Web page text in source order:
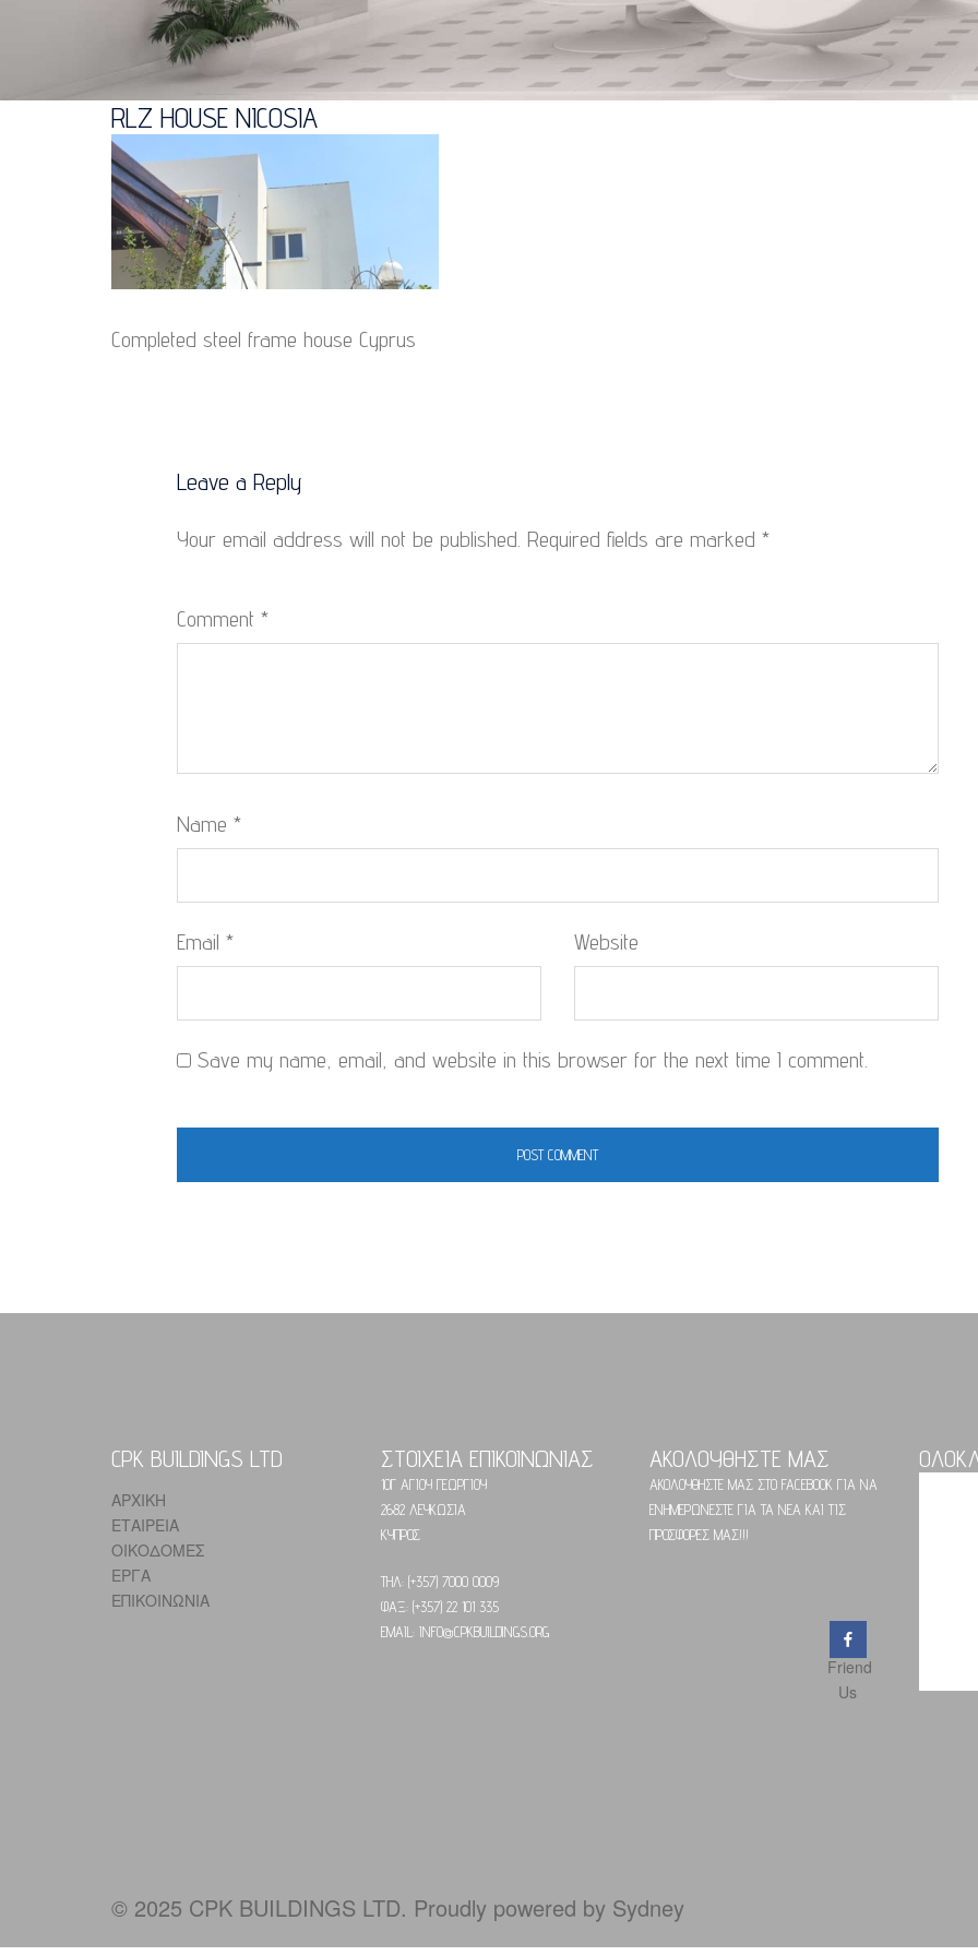
RLZ HOUSE NICOSIA
Completed steel frame house Cyprus
Leave a Reply
Your email address will not be published. Required fields are marked *
Comment *
Name *
Email * Website
Save my name, email, and website in this browser for the next time I comment.
CPK BUILDINGS LTD
ΑΡΧΙΚΗ
ΕΤΑΙΡΕΙΑ
ΟΙΚΟΔΟΜΕΣ
ΕΡΓΑ
ΕΠΙΚΟΙΝΩΝΙΑ
ΣΤΟΙΧΕΙΑ ΕΠΙΚΟΙΝΩΝΙΑΣ
10Γ ΑΓΙΟΥ ΓΕΩΡΓΙΟΥ
2682 ΛΕΥΚΩΣΙΑ
ΚΥΠΡΟΣ
ΤΗΛ: (+357) 7000 0009
ΦΑΞ: (+357) 22 101 335
EMAIL: INFO@CPKBUILDINGS.ORG
ΑΚΟΛΟΥΘΗΣΤΕ ΜΑΣ
ΑΚΟΛΟΥΘΗΣΤΕ ΜΑΣ ΣΤΟ FACEBOOK ΓΙΑ ΝΑ
ΕΝΗΜΕΡΩΝΕΣΤΕ ΓΙΑ ΤΑ ΝΕΑ ΚΑΙ ΤΙΣ
ΠΡΟΣΦΟΡΕΣ ΜΑΣ!!!
Friend
Us
© 2025 CPK BUILDINGS LTD. Proudly powered by Sydney